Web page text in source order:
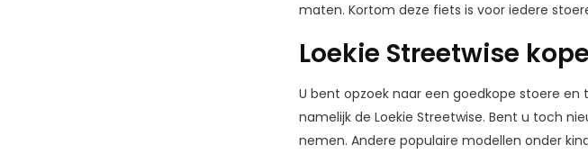
maten. Kortom deze fiets is voor iedere
Loekie Streetwise
U bent opzoek naar een goedkope stoere en
namelijk de Loekie Streetwise. Bent u toch
nemen. Andere populaire modellen onder